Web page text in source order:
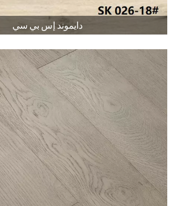
دايموند إس بي سي